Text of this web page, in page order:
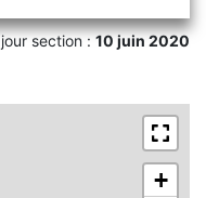
section :10 juin 2020
+